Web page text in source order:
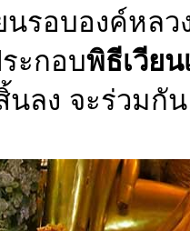
นรอบองค์หล
ะกอบพิธีเวีย
นลง จะร่วมกัน